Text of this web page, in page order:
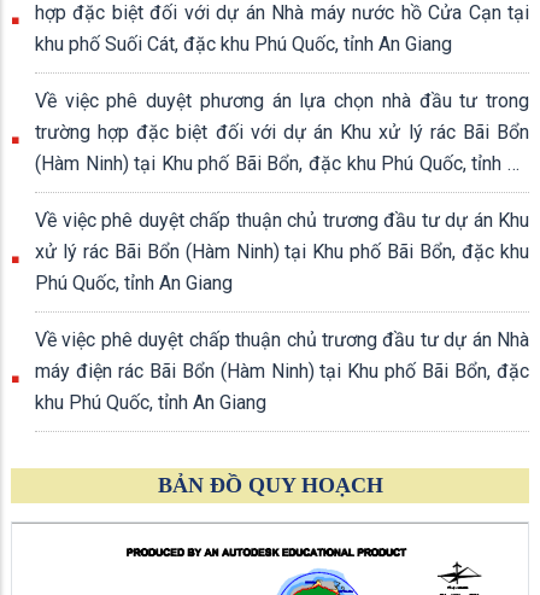
hợp đặc biệt đối với dự án Nhà máy nước hồ Cửa Cạn tại
khu phố Suối Cát, đặc khu Phú Quốc, tỉnh An Giang
Về việc phê duyệt phương án lựa chọn nhà đầu tư trong
trường hợp đặc biệt đối với dự án Khu xử lý rác Bãi Bổn
(Hàm Ninh) tại Khu phố Bãi Bổn, đặc khu Phú Quốc, tỉnh An
Giang
Về việc phê duyệt chấp thuận chủ trương đầu tư dự án Khu
xử lý rác Bãi Bổn (Hàm Ninh) tại Khu phố Bãi Bổn, đặc khu
Phú Quốc, tỉnh An Giang
Về việc phê duyệt chấp thuận chủ trương đầu tư dự án Nhà
máy điện rác Bãi Bổn (Hàm Ninh) tại Khu phố Bãi Bổn, đặc
khu Phú Quốc, tỉnh An Giang
BẢN ĐỒ QUY HOẠCH